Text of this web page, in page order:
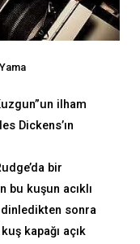
ilham
Dickens’ın
bir
bu kuşun acıklı
dinledikten sonra
kapağı açık